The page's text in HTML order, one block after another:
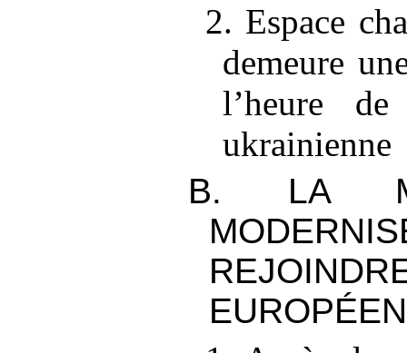
2. Espace
demeure
l’heure
ukrainienne
B. LA